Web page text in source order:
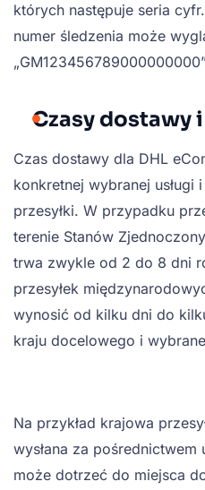
których następuje seria
numer śledzenia może
Czasy dostawy
Czas dostawy dla DHL
konkretnej wybranej usługi
przesyłki. W przypadku
terenie Stanów
trwa zwykle od 2 do 8 dni
przesyłek
wynosić od kilku dni do
kraju docelowego i
Na przykład krajowa
wysłana za pośrednictwem
może dotrzeć do miejsca